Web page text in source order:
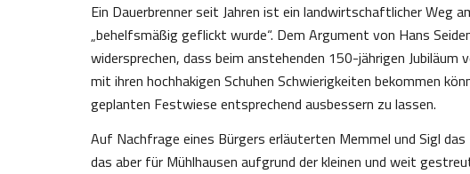
Ein Dauerbrenner seit Jahren ist ein landwirtschaftlicher Weg
„behelfsmäßig geflickt wurde“. Dem Argument von Hans
widersprechen, dass beim anstehenden 150-jährigen Jubiläum
mit ihren hochhakigen Schuhen Schwierigkeiten bekommen
geplanten Festwiese entsprechend ausbessern zu lassen.
Auf Nachfrage eines Bürgers erläuterten Memmel und Sigl
das aber für Mühlhausen aufgrund der kleinen und weit